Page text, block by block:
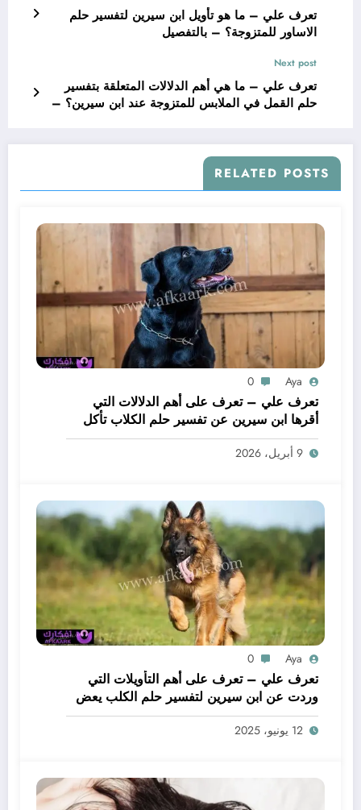
تعرف علي – ما هو تأويل ابن سيرين لتفسير حلم
الاساور للمتزوجة؟ – بالتفصيل
Next post
تعرف علي – ما هي أهم الدلالات المتعلقة بتفسير
حلم القمل في الملابس للمتزوجة عند ابن سيرين؟ –
RELATED POSTS
Aya
0
تعرف علي – تعرف على أهم الدلالات التي
أقرها ابن سيرين عن تفسير حلم الكلاب تأكل
لحم – بالتفصيل
9 أبريل، 2026
Aya
0
تعرف علي – تعرف على أهم التأويلات التي
وردت عن ابن سيرين لتفسير حلم الكلب يعض
يدي – بالتفصيل
12 يونيو، 2025